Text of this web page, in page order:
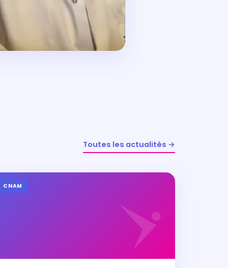
Toutes les actualités →
CNAM